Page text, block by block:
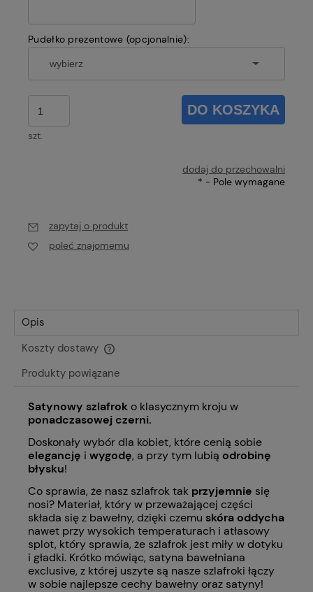
Pudełko prezentowe (opcjonalnie):
szt.
DO KOSZYKA
dodaj do przechowalni
* - Pole wymagane
zapytaj o produkt
poleć znajomemu
Opis
Koszty dostawy
Cena nie zawiera ewentualnych kosztów płatności
Produkty powiązane
Satynowy szlafrok o klasycznym kroju w
ponadczasowej czerni.
Doskonały wybór dla kobiet, które cenią sobie
elegancję i wygodę, a przy tym lubią odrobinę
błysku!
Co sprawia, że nasz szlafrok tak przyjemnie się
nosi? Materiał, który w przeważającej części
składa się z bawełny, dzięki czemu skóra oddycha
nawet przy wysokich temperaturach i atłasowy
splot, który sprawia, że szlafrok jest miły w dotyku
i gładki. Krótko mówiąc, satyna bawełniana
exclusive, z której uszyte są nasze szlafroki łączy
w sobie najlepsze cechy bawełny oraz satyny!